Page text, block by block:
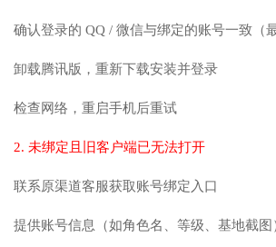
确认登录的 QQ / 微信与绑定的账号一致（
卸载腾讯版，重新下载安装并登录
检查网络，重启手机后重试
2. 未绑定且旧客户端已无法打开
联系原渠道客服获取账号绑定入口
提供账号信息（如角色名、等级、基地截